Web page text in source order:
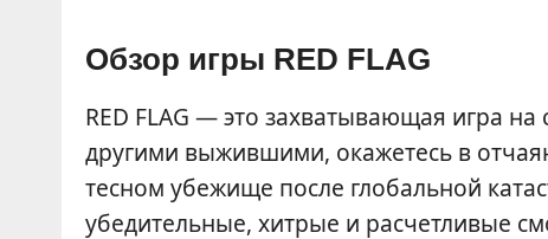
Обзор игры RED FLAG
RED FLAG — это захватывающая игра
другими выжившими, окажетесь в
тесном убежище после глобальной
убедительные, хитрые и расчетливые